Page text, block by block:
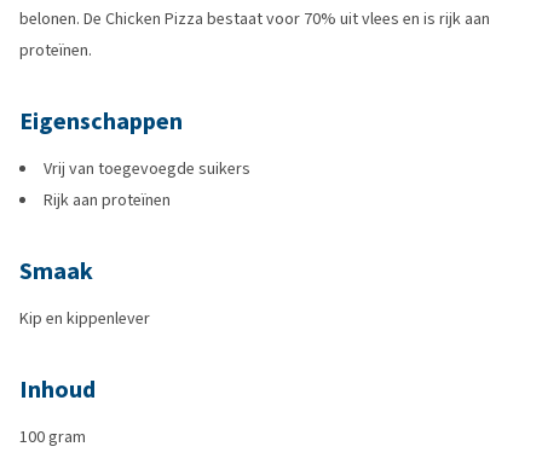
belonen. De Chicken Pizza bestaat voor 70% uit vlees en is rijk aan
proteïnen.
Eigenschappen
Vrij van toegevoegde suikers
Rijk aan proteïnen
Smaak
Kip en kippenlever
Inhoud
100 gram